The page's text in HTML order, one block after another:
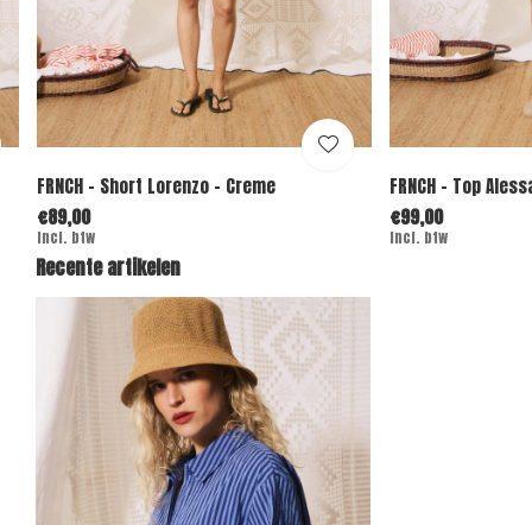
FRNCH - Short Lorenzo - Creme
€89,00
Incl. btw
FRNCH - Top
€99,00
Incl. btw
Recente artikelen